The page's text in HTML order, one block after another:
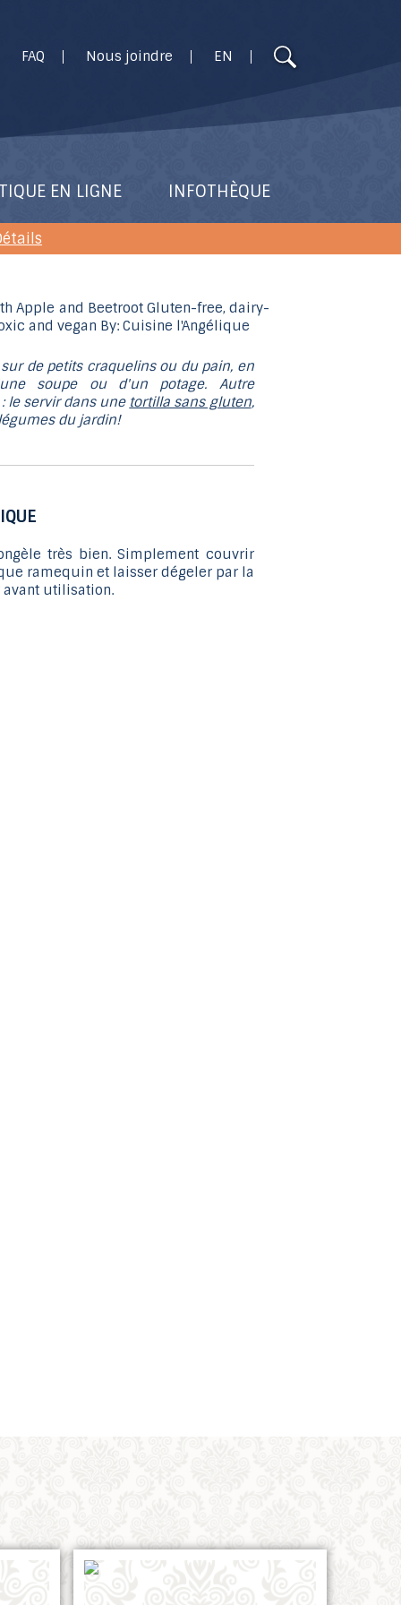
FAQ Nous joindre EN
haut
résultat
EN LIGNE INFOTHÈQUE
de petits craquelins ou du pain, en
soupe ou d'un potage. Autre
le servir dans une tortilla sans gluten,
du jardin!
très bien. Simplement couvrir
ramequin et laisser dégeler par la
utilisation.